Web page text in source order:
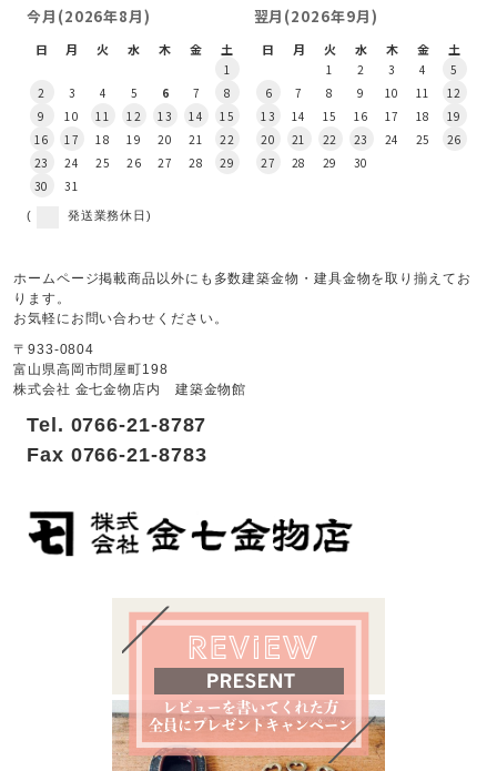
今月(2026年8月)
日 月 火 水 木 金 土
1
2
3 4 5 6 7
8
9
10 11 12 13 14
15
16
17 18 19 20 21
22
23
24 25 26 27 28
29
30
31
翌月(2026年9月)
日 月 火 水 木 金 土
1 2 3 4
5
6
7 8 9 10 11
12
13
14 15 16 17 18
19
20
21 22 23 24 25
26
27
28 29 30
( 発送業務休日)
ホームページ掲載商品以外にも多数建築金物・建具金物を取り揃えてお
ります。
お気軽にお問い合わせください。
〒933-0804
富山県高岡市問屋町198
株式会社 金七金物店内 建築金物館
Tel. 0766-21-8787
Fax 0766-21-8783